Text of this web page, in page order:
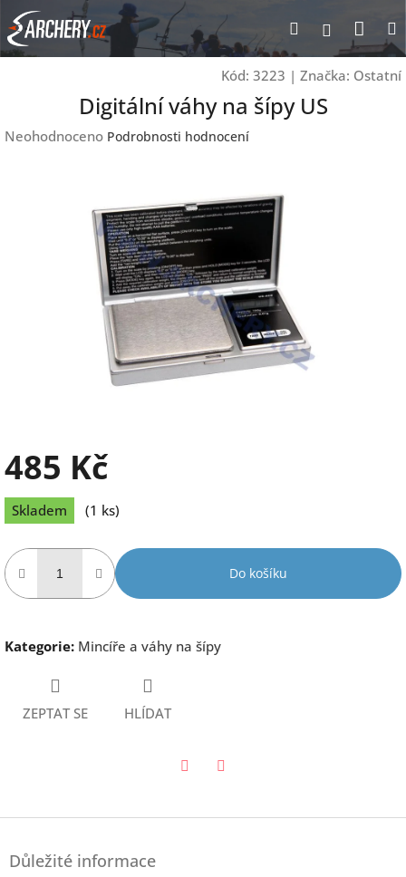
Přejít
na
obsah
Hledat
Kód: 3223 | Značka: Ostatní
Digitální váhy na šípy US
Průměrné
Neohodnoceno Podrobnosti hodnocení
485 Kč
Měrná
cena:
Skladem (1 ks)
Do košíku
Kategorie: Mincíře a váhy na šípy
ZEPTAT SE HLÍDAT
Důležité informace